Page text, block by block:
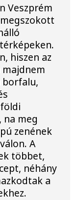
Veszprém
hiszen az
borfalu,
na meg
zenének
A
többet,
néhány
a